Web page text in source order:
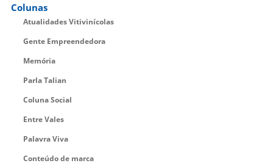
Colunas
Atualidades Vitivinícolas
Gente Empreendedora
Memória
Parla Talian
Coluna Social
Entre Vales
Palavra Viva
Conteúdo de marca